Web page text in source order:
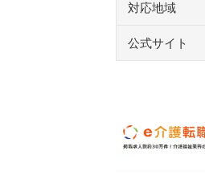
対応地域
公式サイト